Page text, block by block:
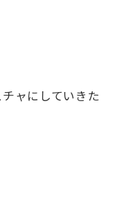
ャにしていきた